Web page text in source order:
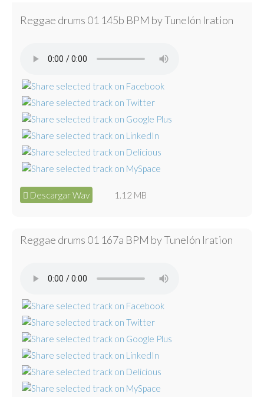
Reggae drums 01 145b BPM by Tunelón Iration
Descargar Wav 1.12 MB
Reggae drums 01 167a BPM by Tunelón Iration